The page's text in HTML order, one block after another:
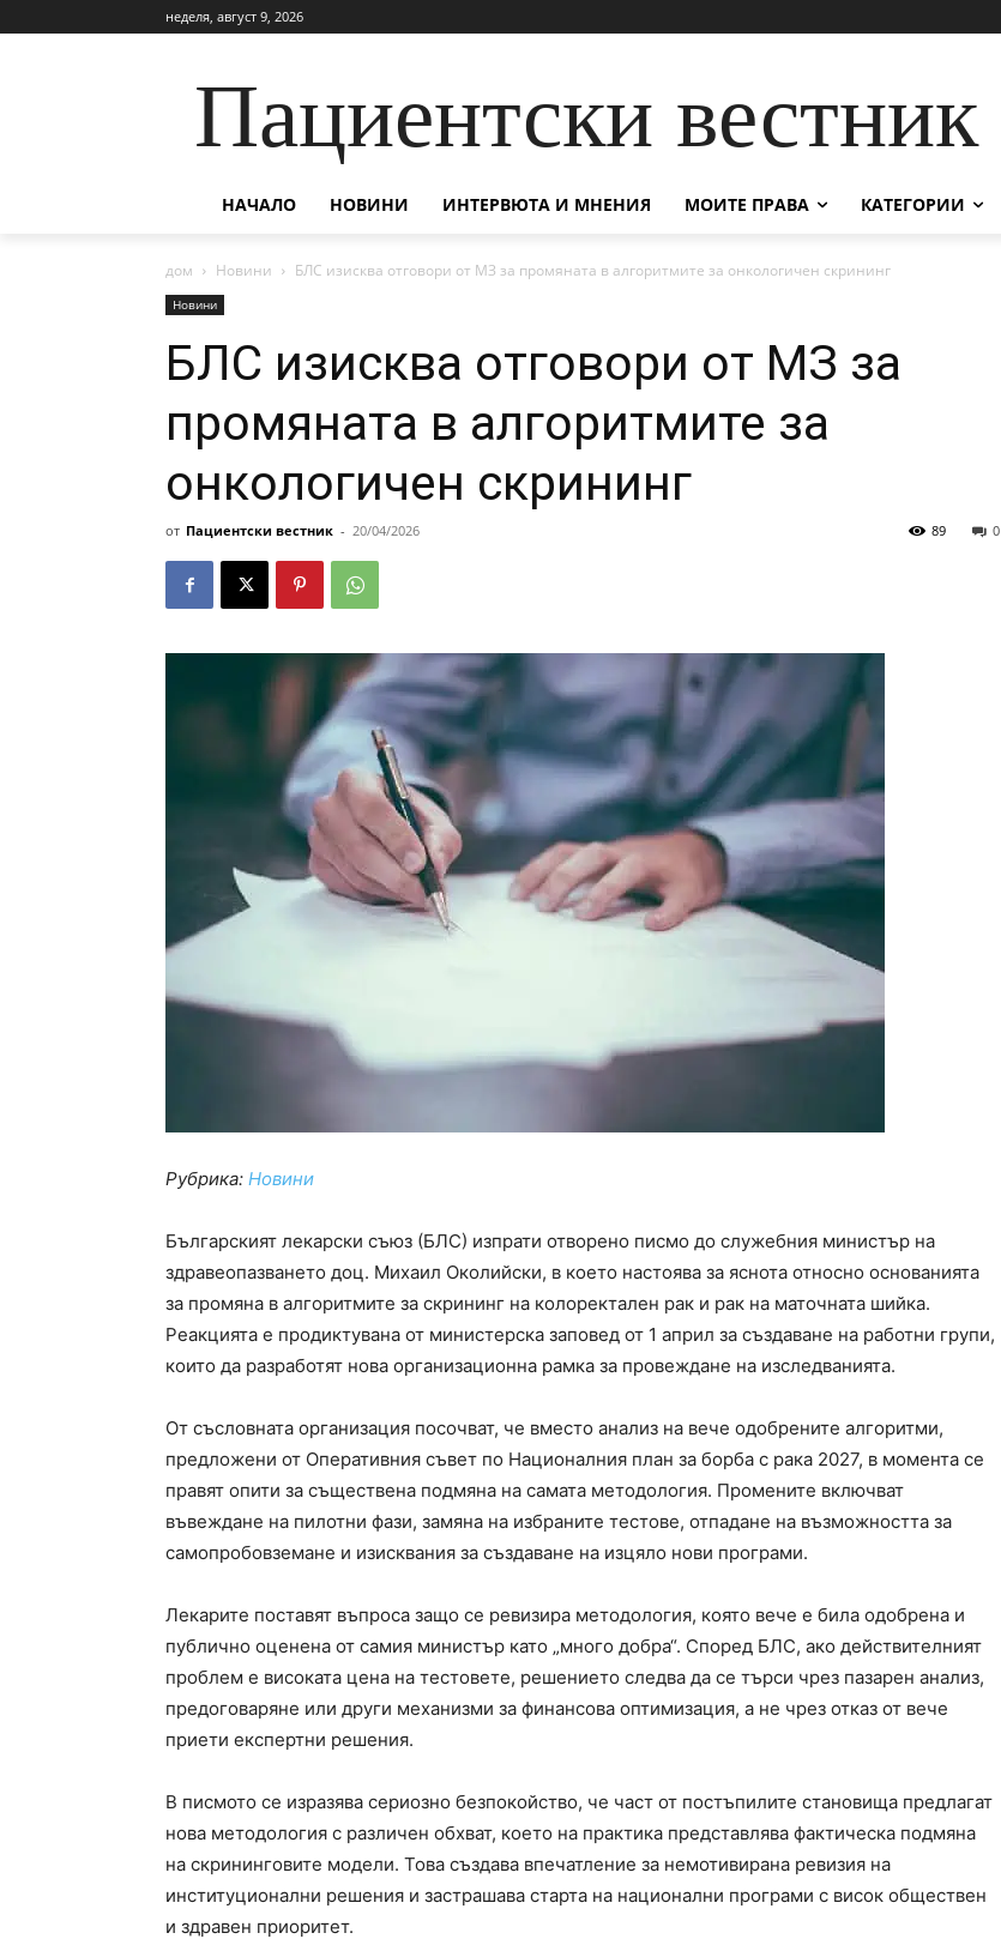
неделя, август 9, 2026
Пациентски вестник
НАЧАЛО НОВИНИ ИНТЕРВЮТА И МНЕНИЯ МОИТЕ ПРАВА КАТЕГОРИИ
дом Новини БЛС изисква отговори от МЗ за промяната в алгоритмите за онкологичен скрининг
Новини
БЛС изисква отговори от МЗ за
промяната в алгоритмите за
онкологичен скрининг
от Пациентски вестник - 20/04/2026 0
89
Рубрика: Новини
Българският лекарски съюз (БЛС) изпрати отворено писмо до служебния министър на
здравеопазването доц. Михаил Околийски, в което настоява за яснота относно основанията
за промяна в алгоритмите за скрининг на колоректален рак и рак на маточната шийка.
Реакцията е продиктувана от министерска заповед от 1 април за създаване на работни групи,
които да разработят нова организационна рамка за провеждане на изследванията.
От съсловната организация посочват, че вместо анализ на вече одобрените алгоритми,
предложени от Оперативния съвет по Националния план за борба с рака 2027, в момента се
правят опити за съществена подмяна на самата методология. Промените включват
въвеждане на пилотни фази, замяна на избраните тестове, отпадане на възможността за
самопробовземане и изисквания за създаване на изцяло нови програми.
Лекарите поставят въпроса защо се ревизира методология, която вече е била одобрена и
публично оценена от самия министър като „много добра“. Според БЛС, ако действителният
проблем е високата цена на тестовете, решението следва да се търси чрез пазарен анализ,
предоговаряне или други механизми за финансова оптимизация, а не чрез отказ от вече
приети експертни решения.
В писмото се изразява сериозно безпокойство, че част от постъпилите становища предлагат
нова методология с различен обхват, което на практика представлява фактическа подмяна
на скрининговите модели. Това създава впечатление за немотивирана ревизия на
институционални решения и застрашава старта на национални програми с висок обществен
и здравен приоритет.